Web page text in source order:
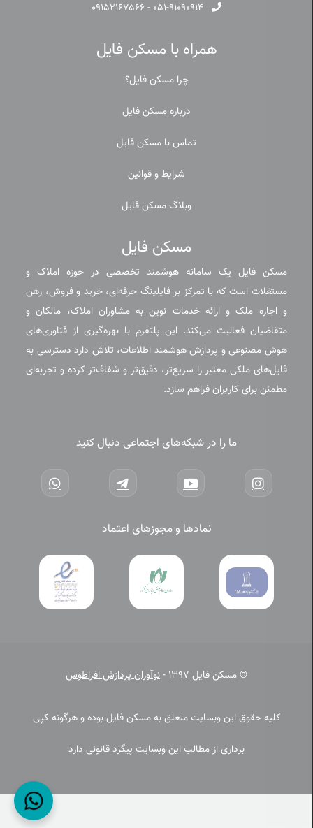
۰۵۱-۹۱۰۹۰۹۱۴ - ۰۹۱۵۲۱۶۷۵۶۶
همراه با مسکن فایل
چرا مسکن فایل؟
درباره مسکن فایل
تماس با مسکن فایل
شرایط و قوانین
وبلاگ مسکن فایل
مسکن فایل
مسکن فایل یک سامانه هوشمند تخصصی در حوزه املاک و
مستغلات است که با تمرکز بر فایلینگ حرفه‌ای، خرید و فروش، رهن
و اجاره ملک و ارائه خدمات نوین به مشاوران املاک، مالکان و
متقاضیان فعالیت می‌کند. این پلتفرم با بهره‌گیری از فناوری‌های
هوش مصنوعی و پردازش هوشمند اطلاعات، تلاش دارد دسترسی به
فایل‌های ملکی معتبر را سریع‌تر، دقیق‌تر و شفاف‌تر کرده و تجربه‌ای
مطمئن برای کاربران فراهم سازد.
ما را در شبکه‌های اجتماعی دنبال کنید
نمادها و مجوزهای اعتماد
© مسکن فایل 1397 - نوآوران پردازش افراطوس
کلیه حقوق این وبسایت متعلق به مسکن فایل بوده و هرگونه کپی
برداری از مطالب این وبسایت پیگرد قانونی دارد